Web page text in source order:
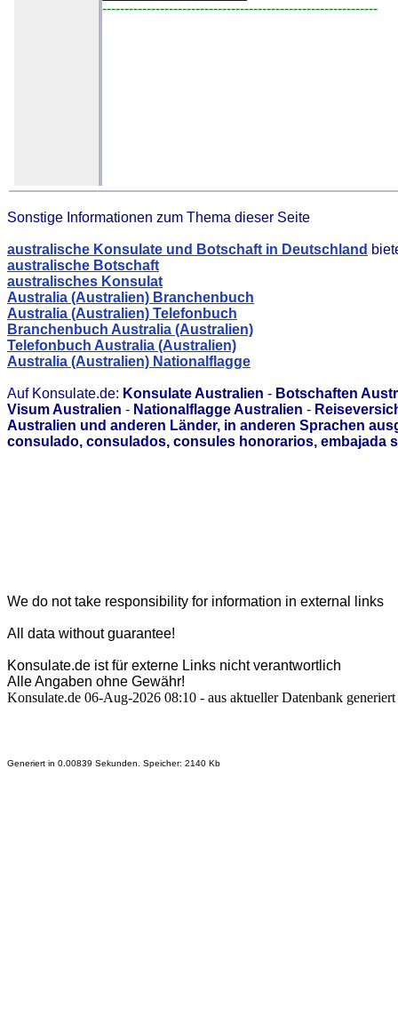
--------------------------------------------------------------
Sonstige Informationen zum Thema dieser Seite
australische Konsulate und Botschaft in Deutschland
australische Botschaft
australisches Konsulat
Australia (Australien) Branchenbuch
Australia (Australien) Telefonbuch
Branchenbuch Australia (Australien)
Telefonbuch Australia (Australien)
Australia (Australien) Nationalflagge
Auf Konsulate.de: Konsulate Australien - Botschaften
Visum Australien - Nationalflagge Australien -
Australien und anderen Länder, in anderen Sprachen
consulado, consulados, consules honorarios, embajada
We do not take responsibility for information in external links
All data without guarantee!
Konsulate.de ist für externe Links nicht verantwortlich
Alle Angaben ohne Gewähr!
Konsulate.de 06-Aug-2026 08:10 - aus aktueller Datenbank generiert
Generiert in 0.00839 Sekunden. Speicher: 2140 Kb